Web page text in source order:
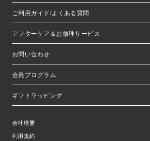
ご利用ガイド/よくある質問
アフターケア＆お修理サービス
お問い合わせ
会員プログラム
ギフトラッピング
会社概要
利用規約